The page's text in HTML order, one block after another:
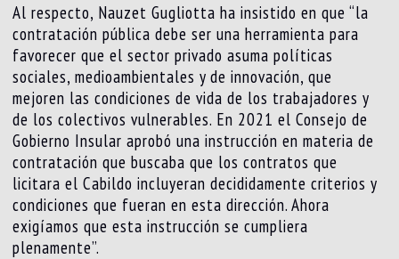
Al respecto, Nauzet Gugliotta ha insistido en que “la
contratación pública debe ser una herramienta para
favorecer que el sector privado asuma políticas
sociales, medioambientales y de innovación, que
mejoren las condiciones de vida de los trabajadores y
de los colectivos vulnerables. En 2021 el Consejo de
Gobierno Insular aprobó una instrucción en materia de
contratación que buscaba que los contratos que
licitara el Cabildo incluyeran decididamente criterios y
condiciones que fueran en esta dirección. Ahora
exigíamos que esta instrucción se cumpliera
plenamente”.